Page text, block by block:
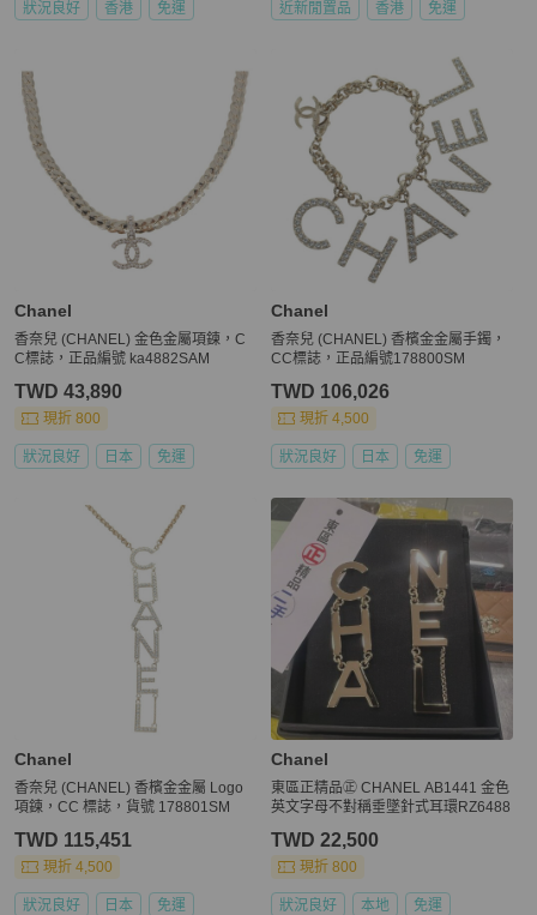
狀況良好 香港 免運 近新閒置品 香港 免運
Chanel
香奈兒 (CHANEL) 金色金屬項鍊，C
C標誌，正品編號 ka4882SAM
TWD 43,890
現折 800
狀況良好 日本 免運
Chanel
香奈兒 (CHANEL) 香檳金金屬手鐲，
CC標誌，正品編號178800SM
TWD 106,026
現折 4,500
狀況良好 日本 免運
Chanel
香奈兒 (CHANEL) 香檳金金屬 Logo
項鍊，CC 標誌，貨號 178801SM
TWD 115,451
現折 4,500
狀況良好 日本 免運
Chanel
東區正精品㊣ CHANEL AB1441 金色
英文字母不對稱垂墜針式耳環RZ6488
TWD 22,500
現折 800
狀況良好 本地 免運